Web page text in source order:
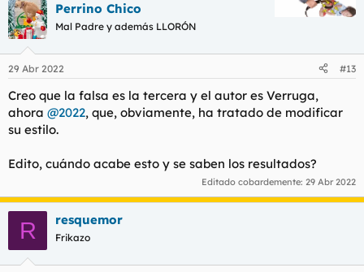
c
c
i
e
:
Perrino Chico
Mal Padre y además LLORÓN
29 Abr 2022 #13
Creo que la falsa es la tercera y el autor es Verruga,
ahora @2022, que, obviamente, ha tratado de modificar
su estilo.
Edito, cuándo acabe esto y se saben los resultados?
Editado cobardemente: 29 Abr 2022
R resquemor
Frikazo